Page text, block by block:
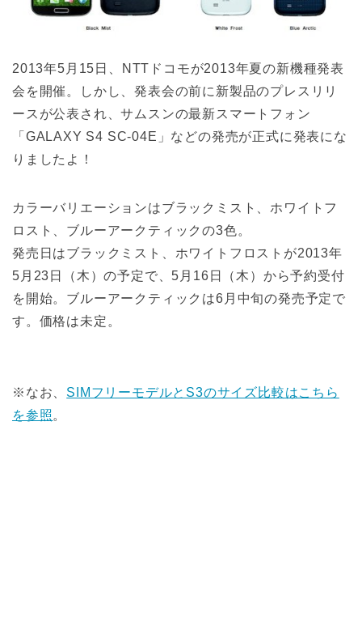
2013年5月15日、NTTドコモが2013年夏の新機種発表
会を開催。しかし、発表会の前に新製品のプレスリリ
ースが公表され、サムスンの最新スマートフォン
「GALAXY S4 SC-04E」などの発売が正式に発表にな
りましたよ！
カラーバリエーションはブラックミスト、ホワイトフ
ロスト、ブルーアークティックの3色。
発売日はブラックミスト、ホワイトフロストが2013年
5月23日（木）の予定で、5月16日（木）から予約受付
を開始。ブルーアークティックは6月中旬の発売予定で
す。価格は未定。
※なお、 SIMフリーモデルとS3のサイズ比較はこちら
を参照。